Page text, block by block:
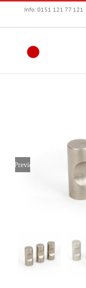
Info: 0151 121 77 121
Previous